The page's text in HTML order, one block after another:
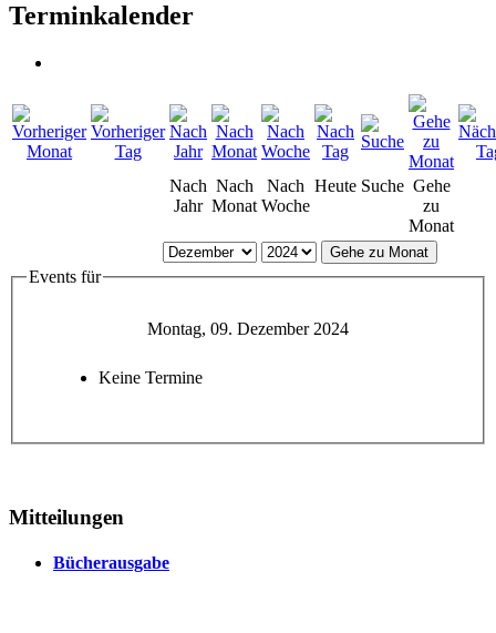
Terminkalender
Nach
Jahr
Nach
Monat
Nach
Woche
Heute Suche Gehe
zu
Monat
Gehe zu Monat
Events für
Montag, 09. Dezember 2024
Keine Termine
Mitteilungen
Bücherausgabe